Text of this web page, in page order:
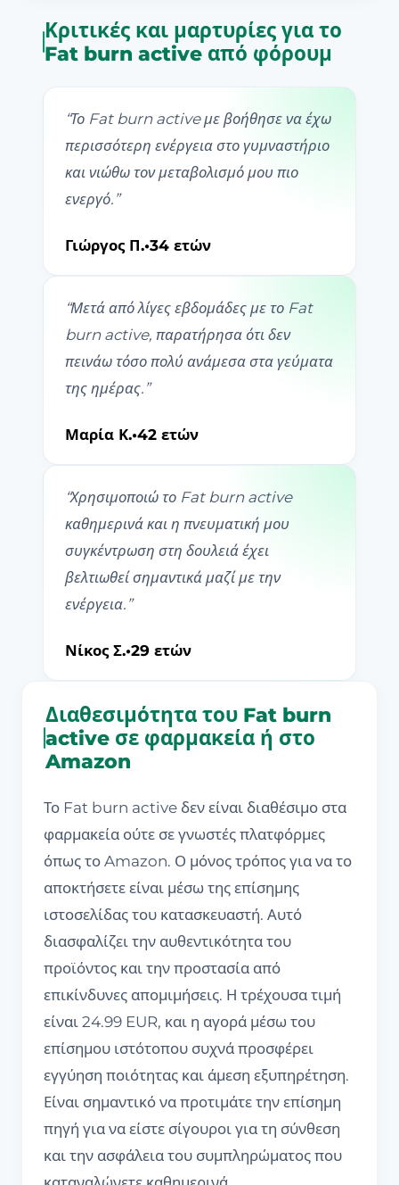
Κριτικές και μαρτυρίες για το
Fat burn active από φόρουμ
“Το Fat burn active με βοήθησε να έχω
περισσότερη ενέργεια στο γυμναστήριο
και νιώθω τον μεταβολισμό μου πιο
ενεργό. ”
Γιώργος Π.•34 ετών
“Μετά από λίγες εβδομάδες με το Fat
burn active, παρατήρησα ότι δεν
πεινάω τόσο πολύ ανάμεσα στα γεύματα
της ημέρας. ”
Μαρία Κ.•42 ετών
“Χρησιμοποιώ το Fat burn active
καθημερινά και η πνευματική μου
συγκέντρωση στη δουλειά έχει
βελτιωθεί σημαντικά μαζί με την
ενέργεια. ”
Νίκος Σ.•29 ετών
Διαθεσιμότητα του Fat burn
active σε φαρμακεία ή στο
Amazon
Το Fat burn active δεν είναι διαθέσιμο στα
φαρμακεία ούτε σε γνωστές πλατφόρμες
όπως το Amazon. Ο μόνος τρόπος για να το
αποκτήσετε είναι μέσω της επίσημης
ιστοσελίδας του κατασκευαστή. Αυτό
διασφαλίζει την αυθεντικότητα του
προϊόντος και την προστασία από
επικίνδυνες απομιμήσεις. Η τρέχουσα τιμή
είναι 24.99 EUR, και η αγορά μέσω του
επίσημου ιστότοπου συχνά προσφέρει
εγγύηση ποιότητας και άμεση εξυπηρέτηση.
Είναι σημαντικό να προτιμάτε την επίσημη
πηγή για να είστε σίγουροι για τη σύνθεση
και την ασφάλεια του συμπληρώματος που